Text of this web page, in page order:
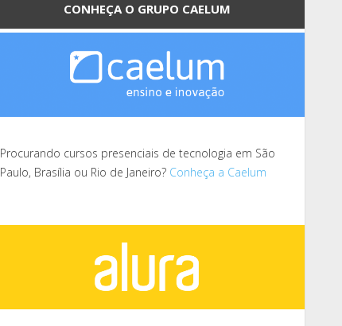
CONHEÇA O GRUPO CAELUM
Procurando cursos presenciais de tecnologia em São
Paulo, Brasília ou Rio de Janeiro? Conheça a Caelum